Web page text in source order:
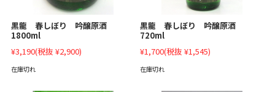
黒龍 春しぼり 吟醸原酒
1800ml
¥3,190(税抜 ¥2,900)
在庫切れ
黒龍 春しぼり 吟醸原酒
720ml
¥1,700(税抜 ¥1,545)
在庫切れ